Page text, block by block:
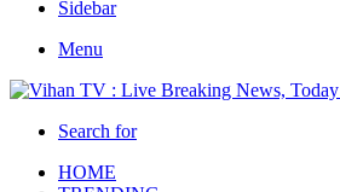
Sidebar
Menu
Search for
HOME